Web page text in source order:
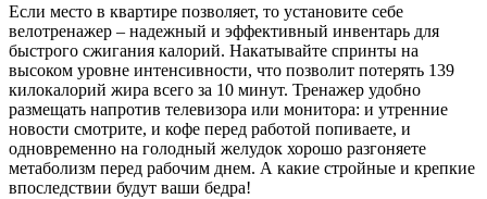
Если место в квартире позволяет, то установите себе
велотренажер – надежный и эффективный инвентарь для
быстрого сжигания калорий. Накатывайте спринты на
высоком уровне интенсивности, что позволит потерять 139
килокалорий жира всего за 10 минут. Тренажер удобно
размещать напротив телевизора или монитора: и утренние
новости смотрите, и кофе перед работой попиваете, и
одновременно на голодный желудок хорошо разгоняете
метаболизм перед рабочим днем. А какие стройные и крепкие
впоследствии будут ваши бедра!